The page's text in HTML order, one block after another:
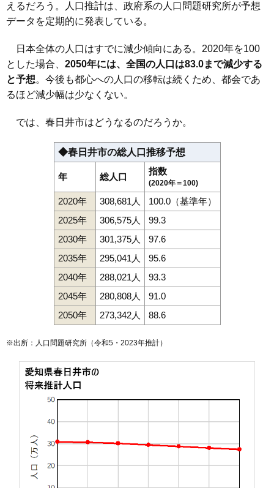
えるだろう。人口推計は、政府系の人口問題研究所が予想
データを定期的に発表している。
日本全体の人口はすでに減少傾向にある。2020年を100
とした場合、 2050年には、全国の人口は83.0まで減少する
と予想。今後も都心への人口の移転は続くため、都会であ
るほど減少幅は少なくない。
では、春日井市はどうなるのだろうか。
◆春日井市の総人口推移予想
年 総人口
指数
(2020年＝100)
2020年 308,681人
100.0（基準年）
2025年
306,575人
99.3
2030年
301,375人
97.6
2035年
295,041人
95.6
2040年
288,021人
93.3
2045年
280,808人
91.0
2050年
273,342人 88.6
※出所：人口問題研究所（令和5・2023年推計）